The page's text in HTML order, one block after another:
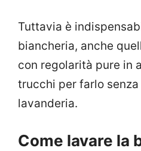
Tuttavia è
biancheria, anche
con regolarità pure in
trucchi per farlo senza
lavanderia.
Come lavare la